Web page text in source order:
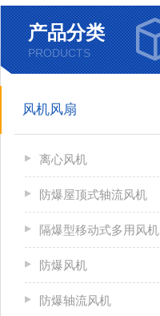
产品分类
PRODUCTS
风机风扇
离心风机
防爆屋顶式轴流风机
隔爆型移动式多用风机
防爆风机
防爆轴流风机